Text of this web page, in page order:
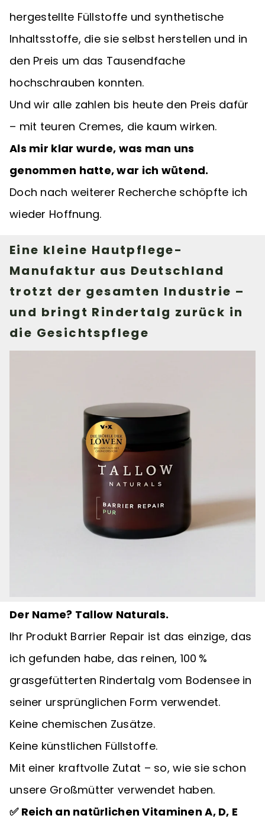
hergestellte Füllstoffe und synthetische
Inhaltsstoffe, die sie selbst herstellen und in
den Preis um das Tausendfache
hochschrauben konnten.
Und wir alle zahlen bis heute den Preis dafür
– mit teuren Cremes, die kaum wirken.
Als mir klar wurde, was man uns
genommen hatte, war ich wütend.
Doch nach weiterer Recherche schöpfte ich
wieder Hoffnung.
Eine kleine Hautpflege-
Manufaktur aus Deutschland
trotzt der gesamten Industrie –
und bringt Rindertalg zurück in
die Gesichtspflege
Der Name? Tallow Naturals.
Ihr Produkt Barrier Repair ist das einzige, das
ich gefunden habe, das reinen, 100 %
grasgefütterten Rindertalg vom Bodensee in
seiner ursprünglichen Form verwendet.
Keine chemischen Zusätze.
Keine künstlichen Füllstoffe.
Mit einer kraftvolle Zutat – so, wie sie schon
unsere Großmütter verwendet haben.
✅ Reich an natürlichen Vitaminen A, D, E